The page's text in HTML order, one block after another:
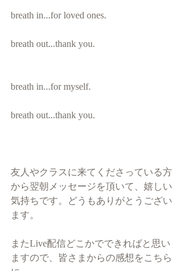
breath in...for loved ones.
breath out...thank you.
breath in...for myself.
breath out...thank you.
友人やクラスに来てくださっている方
から翌朝メッセージを頂いて、嬉しい
気持ちです。どうもありがとうござい
ます。
またLive配信どこかでできればと思い
ますので、皆さまからの感想をこちら